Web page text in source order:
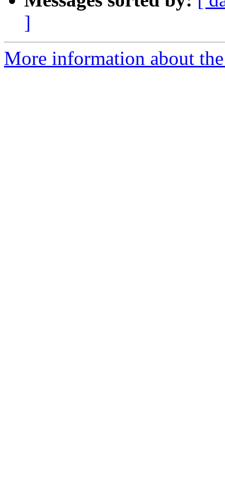
]
More information about